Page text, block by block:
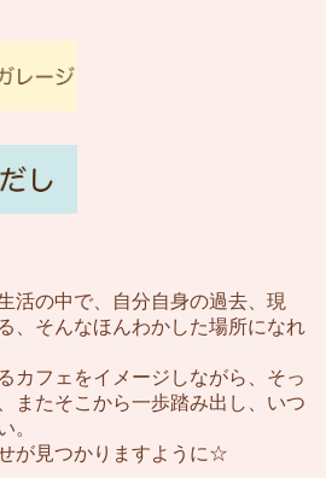
活の中で、自分自身の過去、現
、そんなほんわかした場所になれ
カフェをイメージしながら、そっ
またそこから一歩踏み出し、いつ
。
が見つかりますように☆